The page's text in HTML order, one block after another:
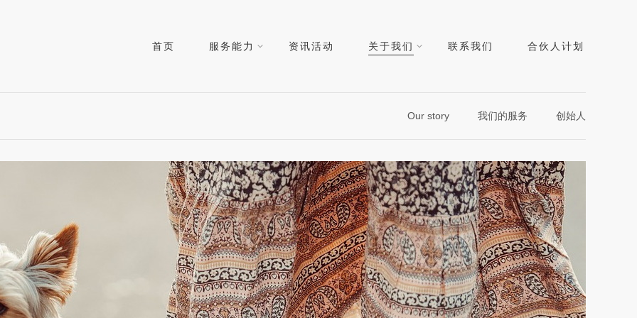
首页 服务能力 资讯活动 关于我们 联系我们 合伙人计划
Our story 我们的服务 创始人